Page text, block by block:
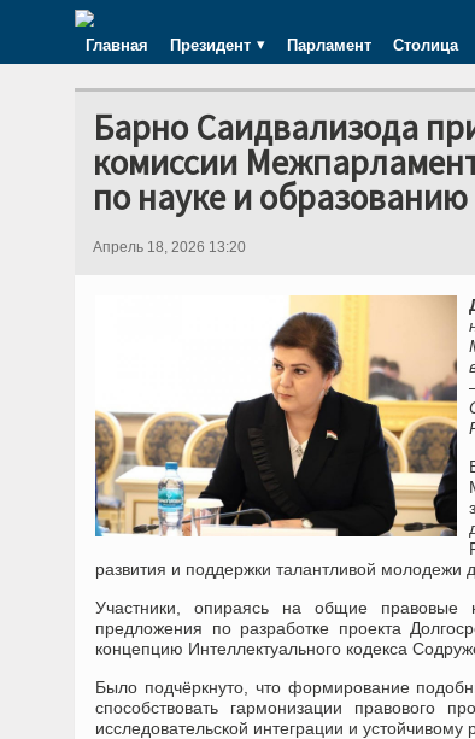
Главная Президент Парламент Столица
Барно Саидвализода
комиссии
по науке и образованию
Апрель 18, 2026 13:20
развития и поддержки талантливой молодежи
Участники, опираясь на общие правовые
предложения по разработке проекта
концепцию Интеллектуального кодекса
Было подчёркнуто, что формирование
способствовать гармонизации правового
исследовательской интеграции и устойчивому